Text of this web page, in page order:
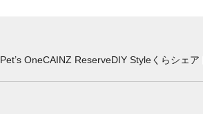
Pet’s OneCAINZ ReserveDIY Styleくらシェア